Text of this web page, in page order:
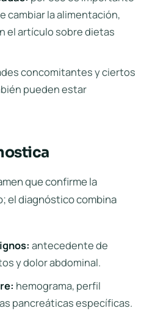
cambiar la alimentación,
el artículo sobredietas
concomitantes y ciertos
pueden estar
que confirme la
el diagnóstico combina
antecedente de
y dolor abdominal.
hemograma, perfil
pancreáticas específicas.